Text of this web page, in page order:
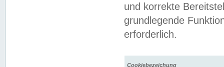
und korrekte
grundlegende
erforderlich.
Cookiebezeichung